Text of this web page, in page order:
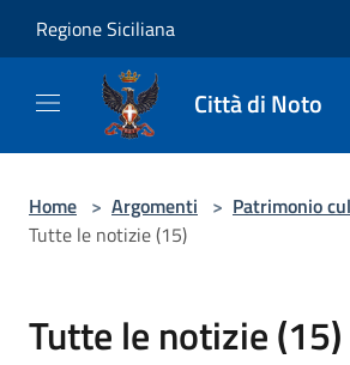
Regione Siciliana
Città di Noto
Home > Argomenti > Patrimonio
Tutte le notizie (15)
Tutte le notizie (15)